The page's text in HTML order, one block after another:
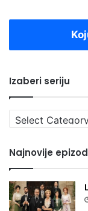
Izaberi seriju
Izaberi
seriju
Najnovije